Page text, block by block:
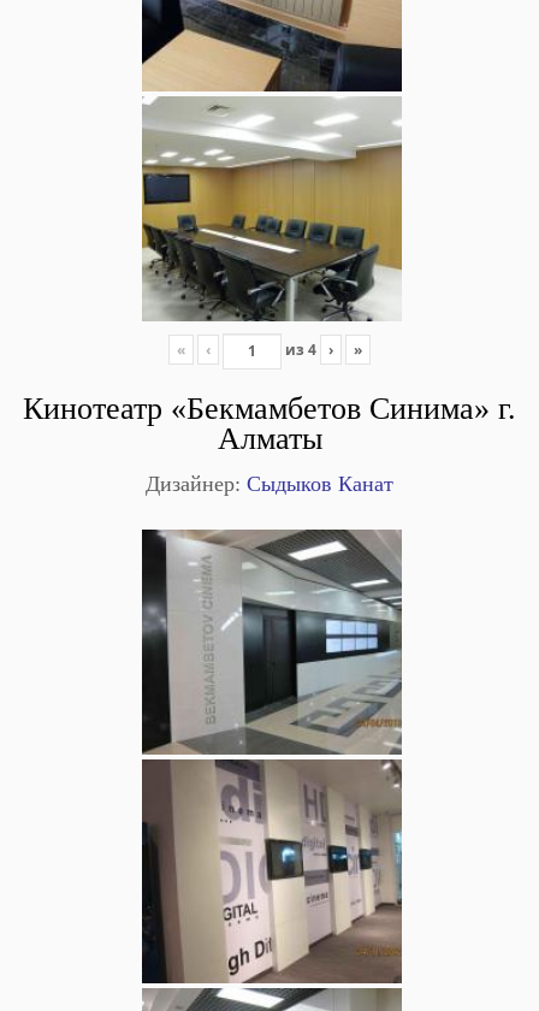
« ‹ из 4 › »
Кинотеатр «Бекмамбетов Синима» г.
Алматы
Дизайнер: Сыдыков Канат